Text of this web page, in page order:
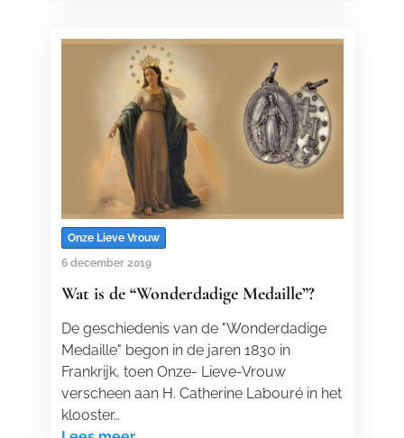
Onze Lieve Vrouw
6 december 2019
Wat is de “Wonderdadige Medaille”?
De geschiedenis van de "Wonderdadige
Medaille" begon in de jaren 1830 in
Frankrijk, toen Onze- Lieve-Vrouw
verscheen aan H. Catherine Labouré in het
klooster…